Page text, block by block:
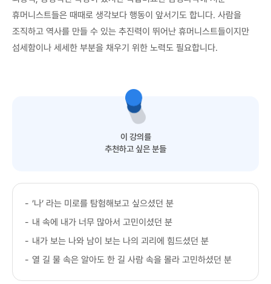
휴머니스트들은 때때로 생각보다 행동이 앞서기도 합니다. 사람을
조직하고 역사를 만들 수 있는 추진력이 뛰어난 휴머니스트들이지만
섬세함이나 세세한 부분을 채우기 위한 노력도 필요합니다.
이 강의를
추천하고 싶은 분들
- ’나’ 라는 미로를 탐험해보고 싶으셨던 분
- 내 속에 내가 너무 많아서 고민이셨던 분
- 내가 보는 나와 남이 보는 나의 괴리에 힘드셨던 분
- 열 길 물 속은 알아도 한 길 사람 속을 몰라 고민하셨던 분